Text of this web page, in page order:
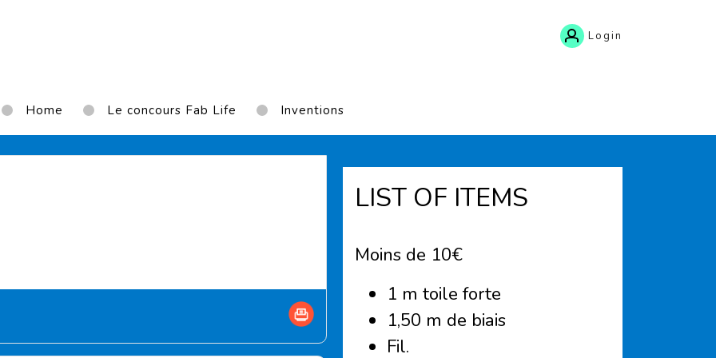
Login
Home Le concours Fab Life Inventions
LIST OF ITEMS
Moins de 10€
1 m toile forte
1,50 m de biais
Fil.